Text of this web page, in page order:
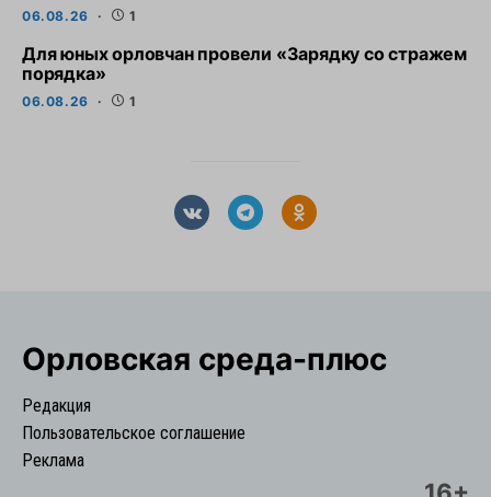
06.08.26 1
Для юных орловчан провели «Зарядку со стражем
порядка»
06.08.26 1
Орловская cреда-плюс
Редакция
Пользовательское соглашение
Реклама